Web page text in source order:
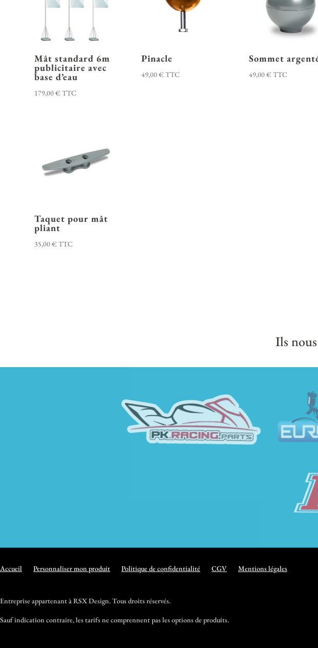
Mât standard 6m
publicitaire avec
base d’eau
179,00€TTC
Pinacle
49,00€TTC
Sommet
49,00€TTC
Taquet pour mât
pliant
35,00€TTC
Ils
Accueil Personnaliser mon produit Politique de confidentialité CGV Mentions légales
Entreprise appartenant à RSX Design. Tous droits réservés.
Sauf indication contraire, les tarifs ne comprennent pas les options de produits.